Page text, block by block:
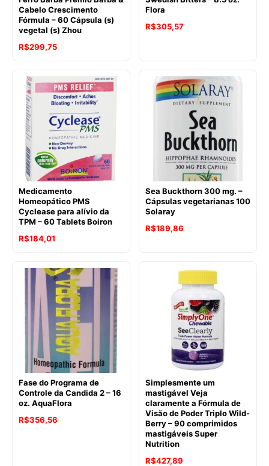
Cabelo Crescimento
Fórmula – 60 Cápsula (s)
vegetal (s) Zhou
R$299,75
Flora
R$305,57
Medicamento
Homeopático PMS
Cyclease para alívio da
TPM – 60 Tablets Boiron
R$184,01
Sea Buckthorn 300 mg. –
Cápsulas vegetarianas 100
Solaray
R$189,86
Fase do Programa de
Controle da Candida 2 – 16
oz. AquaFlora
O
R$356,56
Simplesmente um
mastigável Veja
claramente a Fórmula de
Visão de Poder Triplo Wild-
Berry – 90 comprimidos
mastigáveis Super
Nutrition
O
R$427,89